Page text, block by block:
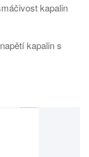
kapalin
kapalin s